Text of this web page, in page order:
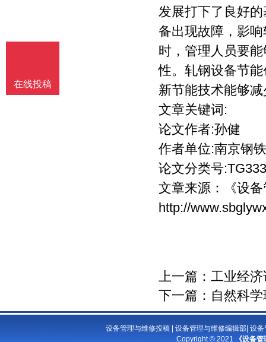
编其作品。
发展打下了良好
备出现故障，影
时，管理人员要
性。轧钢设备节
新节能技术能够
文章关键词:
论文作者:孙健
作者单位:南京钢
论文分类号:TG333
文章来源：
《设
http://
上一篇： 工业经
下一篇： 自然科
设备管理与维修投稿| 设备管理与维修编辑部| 设备
Copyright © 2021
《设备
在线投稿